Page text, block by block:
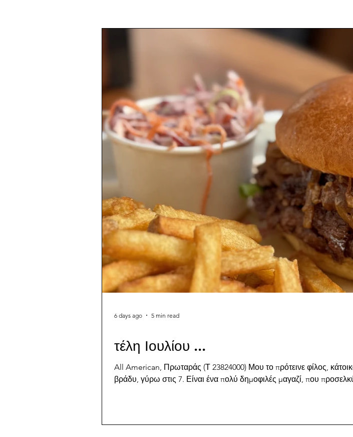
τέλη Ιουλίου ...
All American, Πρωταράς (Τ 23824000) Μου το πρότεινε φίλος,
βράδυ, γύρω στις 7. Είναι ένα πολύ δημοφιλές μαγαζί, που
6 days ago 5 min read